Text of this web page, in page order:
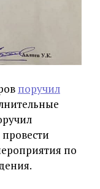
поручил
по